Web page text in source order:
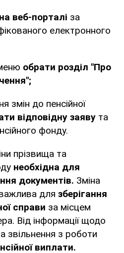
веб-порталі за
електронного
обрати розділ "Про
змін до пенсійної
відповідну заяву та
фонду.
прізвища та
необхідна для
документів. Зміна
для зберігання
справи за місцем
Від інформації щодо
звільнення з роботи
виплати.